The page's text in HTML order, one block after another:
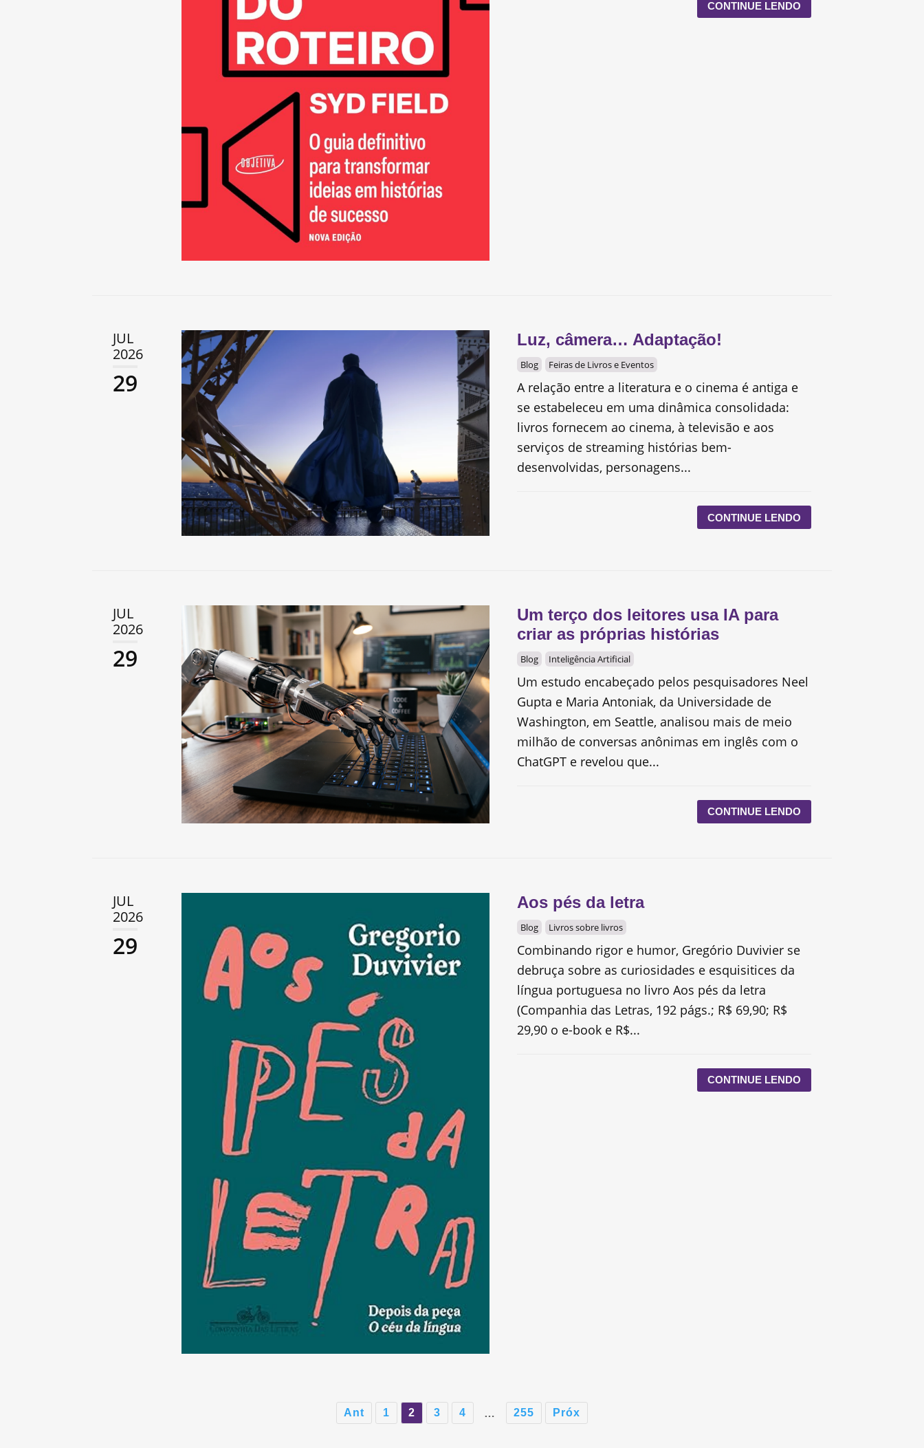
CONTINUE LENDO
JUL
2026
29
Luz, câmera… Adaptação!
Blog Feiras de Livros e Eventos
A relação entre a literatura e o cinema é antiga e
se estabeleceu em uma dinâmica consolidada:
livros fornecem ao cinema, à televisão e aos
serviços de streaming histórias bem-
desenvolvidas, personagens...
CONTINUE LENDO
JUL
2026
29
Um terço dos leitores usa IA para
criar as próprias histórias
Blog Inteligência Artificial
Um estudo encabeçado pelos pesquisadores Neel
Gupta e Maria Antoniak, da Universidade de
Washington, em Seattle, analisou mais de meio
milhão de conversas anônimas em inglês com o
ChatGPT e revelou que...
CONTINUE LENDO
JUL
2026
29
Aos pés da letra
Blog Livros sobre livros
Combinando rigor e humor, Gregório Duvivier se
debruça sobre as curiosidades e esquisitices da
língua portuguesa no livro Aos pés da letra
(Companhia das Letras, 192 págs.; R$ 69,90; R$
29,90 o e-book e R$...
CONTINUE LENDO
Ant 1 2 3 4 … 255 Próx